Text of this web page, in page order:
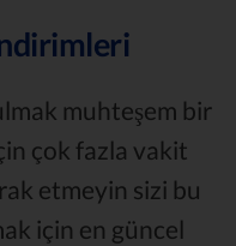
muhteşem bir
çok fazla vakit
etmeyin sizi bu
için en güncel